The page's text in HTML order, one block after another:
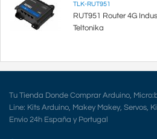
TLK-RUT951
RUT951 Router 4G
Teltonika
Tu Tienda Donde Comprar Arduino,
Line: Kits Arduino, Makey Makey, Servos,
Envio 24h España y Portugal